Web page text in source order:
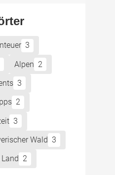
3
Alpen 2
3
2
3
Wald 3
2